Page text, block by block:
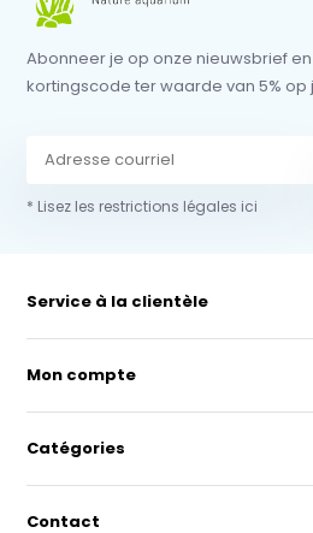
Abonneer je op onze nieuwsbrief
kortingscode ter waarde van 5%
* Lisez les restrictions légales ici
Service à la clientèle
Mon compte
Catégories
Contact